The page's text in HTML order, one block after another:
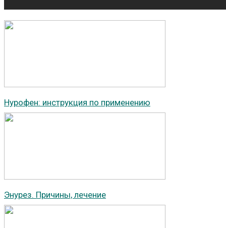
Нурофен: инструкция по применению
Энурез. Причины, лечение